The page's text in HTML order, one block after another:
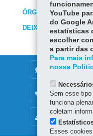
ÓRGÃO
DEIXE SUA OPINIÃO
DENUNCIE
OUVIDORIA
YouTube
do Google
estatísticas
escolher
a partir das
Para mais
nossa
Sem esse
funciona
coletam
Esses